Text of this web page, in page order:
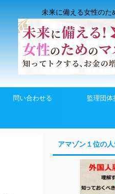
未来に備える女性のた
問い合わせる 監理団体
アマゾン１位の